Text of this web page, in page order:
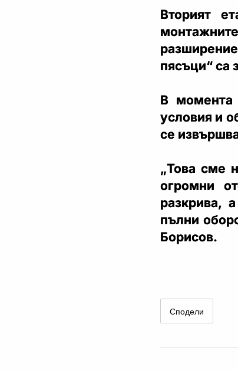
Вторият
пясъци“ са
В момента
условия и
се
„Това сме
огромни
разкрива,
пълни
Борисов.
Сподели